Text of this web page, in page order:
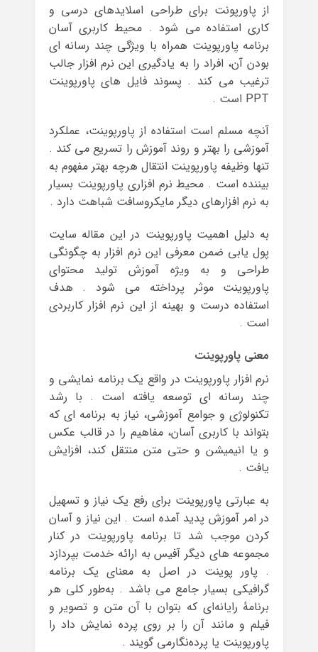
از پاورپونت برای طراحی اسلایدهای درسی و
کاری استفاده می شود . محیط کاربری آسان
برنامه پاورپوینت همراه با ویژگی چند رسانه ای
بودن آن، افراد را به یادگیری این نرم افزار جالب
ترغیب می کند . پسوند فایل های پاورپوینت
PPT است .
آنچه مسلم است استفاده از پاورپوینت، عملکرد
آموزشی را بهتر و روند آموزش را تسریع می کند .
تنها وظیفه پاورپوینت انتقال هرچه بهتر مفهوم به
بیننده است . محیط نرم افزاری پاورپوینت بسیار
به نرم افزارهای دیگر مایکروسافت شباهت دارد .
به دلیل اهمیت پاورپوینت در این مقاله سایت
پول یابی ضمن معرفی این نرم افزار به چگونگی
طراحی و به ویژه آموزش تولید محتوای
پاورپوینت موثر پرداخته می شود . هدف
استفاده درست و بهینه از این نرم افزار کاربردی
است .
معنی پاورپوینت
نرم افزار پاورپوینت در واقع یک برنامه نمایشی و
چند رسانه ای توسعه یافته است . با رشد
تکنولوژی و جوامع آموزشی، نیاز به برنامه ای که
بتواند با کاربری آسان، مفاهیم را در قالب عکس
و یا انیمیشن و حتی متن منتقل کند، افزایش
یافت .
به عبارتی پاورپوینت برای رفع یک نیاز و تسهیل
در امر آموزش پدید آمده است . این نیاز و آسان
کردن موجب شد تا برنامه پاورپوینت در کنار
مجموعه های دیگر آفیس به ارائه خدمت بپردازد
. پاور پوینت در اصل به معنای یک برنامه
گرافیکی بسیار جامع می باشد . به‌طور کلی هر
برنامهٔ رایانه‌ای که بتوان با آن متن و تصویر و
فیلم و مانند آن را بر روی پرده نمایش داد را
پاورپوینت یا پرده‌نگارمی گویند .